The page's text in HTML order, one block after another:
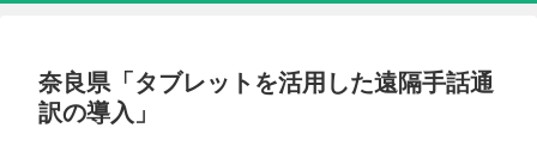
奈良県「タブレットを活用した遠隔手話通
訳の導入」